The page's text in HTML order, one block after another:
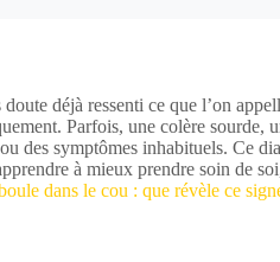
déjà ressenti ce que l’on
Parfois, une colère
des symptômes inhabituels. Ce
à mieux prendre soin de
dans le cou : que révèle ce